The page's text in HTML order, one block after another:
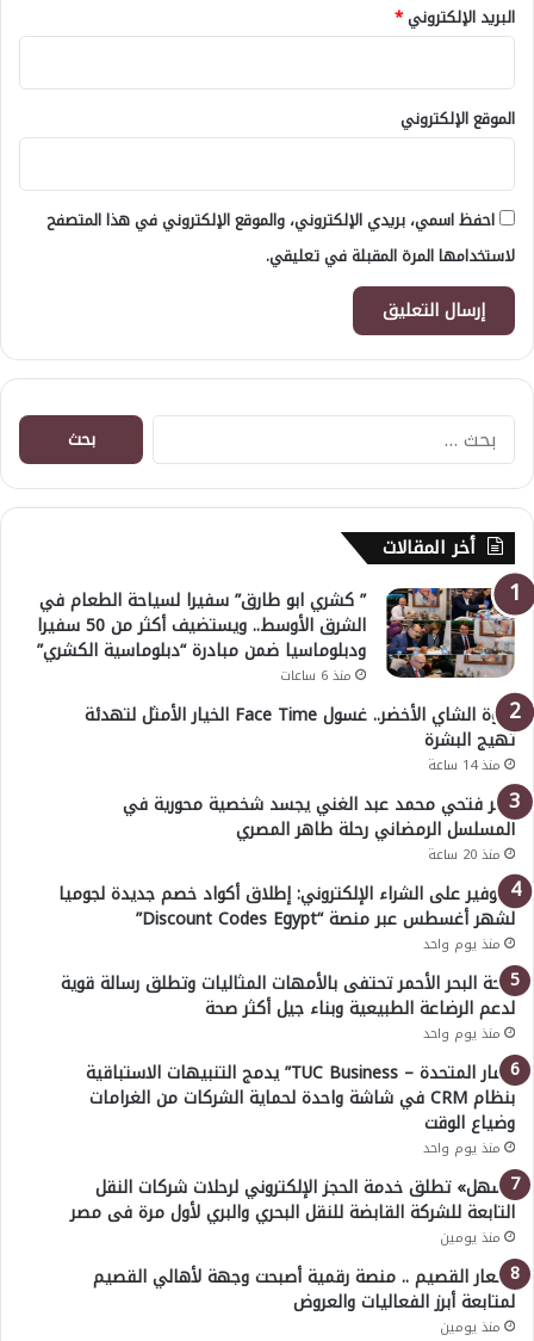
البريد الإلكتروني*
الموقع الإلكتروني
احفظ اسمي، بريدي الإلكتروني، والموقع الإلكتروني في هذا المتصفح
لاستخدامها المرة المقبلة في تعليقي.
البحث
عن:
أخر المقالات
” كشري ابو طارق” سفيرا لسياحة الطعام في
الشرق الأوسط.. ويستضيف أكثر من 50 سفيرا
ودبلوماسيا ضمن مبادرة “دبلوماسية الكشري”
منذ 6 ساعات
قوة الشاي الأخضر.. غسول Face Time الخيار الأمثل لتهدئة
تهيج البشرة
منذ 14 ساعة
عمر فتحي محمد عبد الغني يجسد شخصية محورية في
المسلسل الرمضاني رحلة طاهر المصري
منذ 20 ساعة
للتوفير على الشراء الإلكتروني: إطلاق أكواد خصم جديدة لجوميا
لشهر أغسطس عبر منصة “Discount Codes Egypt”
منذ يوم واحد
صحة البحر الأحمر تحتفى بالأمهات المثاليات وتطلق رسالة قوية
لدعم الرضاعة الطبيعية وبناء جيل أكثر صحة
منذ يوم واحد
“ثمار المتحدة – TUC Business” يدمج التنبيهات الاستباقية
بنظام CRM في شاشة واحدة لحماية الشركات من الغرامات
وضياع الوقت
منذ يوم واحد
«سهل» تطلق خدمة الحجز الإلكتروني لرحلات شركات النقل
التابعة للشركة القابضة للنقل البحري والبري لأول مرة فى مصر
منذ يومين
أسعار القصيم .. منصة رقمية أصبحت وجهة لأهالي القصيم
لمتابعة أبرز الفعاليات والعروض
منذ يومين